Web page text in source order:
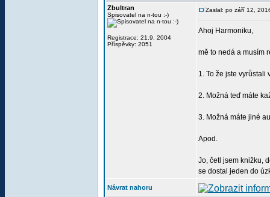
Zbultran
Spisovatel na n-tou :-)
Registrace: 21.9. 2004
Příspěvky: 2051
Zaslal: po září 12,
Ahoj Harmoniku,
mě to nedá a musím
1. To že jste
2. Možná teď máte
3. Možná máte jiné
Apod.
Jo, četl jsem knižku,
se dostal jeden do
Návrat nahoru